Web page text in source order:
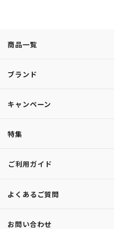
商品一覧
ブランド
キャンペーン
特集
ご利用ガイド
よくあるご質問
お問い合わせ